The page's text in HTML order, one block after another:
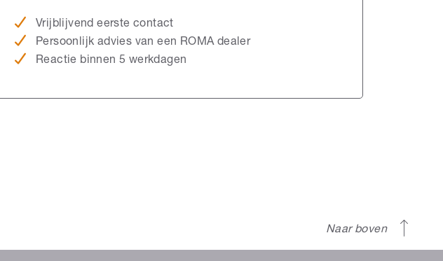
Vrijblijvend eerste contact
Persoonlijk advies van een ROMA dealer
Reactie binnen 5 werkdagen
Naar boven